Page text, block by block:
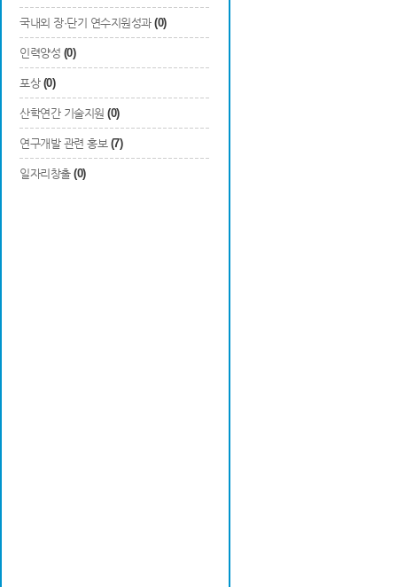
국내외 장·단기 연수지원성과 (0)
인력양성 (0)
포상 (0)
산학연간 기술지원 (0)
연구개발 관련 홍보 (7)
일자리창출 (0)